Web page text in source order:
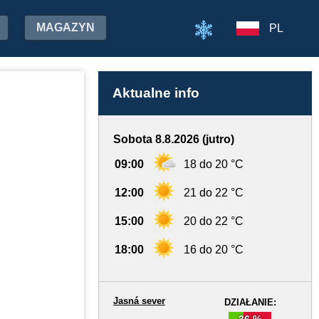
MAGAZYN PL
Aktualne info
Sobota 8.8.2026 (jutro)
09:00 18 do 20 °C
12:00 21 do 22 °C
15:00 20 do 22 °C
18:00 16 do 20 °C
DZIAŁANIE:
Jasná sever